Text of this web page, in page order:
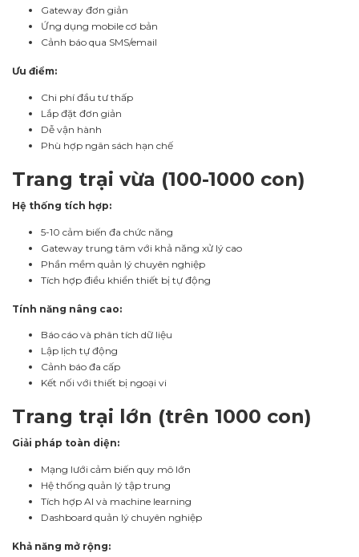
Gateway đơn giản
Ứng dụng mobile cơ bản
Cảnh báo qua SMS/email
Ưu điểm:
Chi phí đầu tư thấp
Lắp đặt đơn giản
Dễ vận hành
Phù hợp ngân sách hạn chế
Trang trại vừa (100-1000 con)
Hệ thống tích hợp:
5-10 cảm biến đa chức năng
Gateway trung tâm với khả năng xử lý cao
Phần mềm quản lý chuyên nghiệp
Tích hợp điều khiển thiết bị tự động
Tính năng nâng cao:
Báo cáo và phân tích dữ liệu
Lập lịch tự động
Cảnh báo đa cấp
Kết nối với thiết bị ngoại vi
Trang trại lớn (trên 1000 con)
Giải pháp toàn diện:
Mạng lưới cảm biến quy mô lớn
Hệ thống quản lý tập trung
Tích hợp AI và machine learning
Dashboard quản lý chuyên nghiệp
Khả năng mở rộng: